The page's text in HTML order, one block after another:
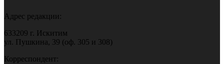
Адрес редакции:
633209 г. Искитим
ул. Пушкина, 39 (оф. 305 и 308)
Корреспондент: